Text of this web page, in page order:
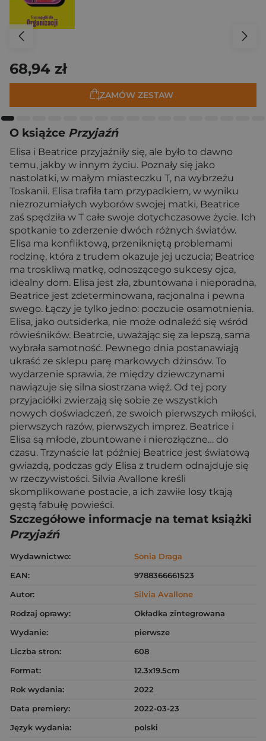
68,94 zł
ZAMÓW ZESTAW
O książce Przyjaźń
Elisa i Beatrice przyjaźniły się, ale było to dawno
temu, jakby w innym życiu. Poznały się jako
nastolatki, w małym miasteczku T, na wybrzeżu
Toskanii. Elisa trafiła tam przypadkiem, w wyniku
niezrozumiałych wyborów swojej matki, Beatrice
zaś spędziła w T całe swoje dotychczasowe życie. Ich
spotkanie to zderzenie dwóch różnych światów.
Elisa ma konfliktową, przenikniętą problemami
rodzinę, która z trudem okazuje jej uczucia; Beatrice
ma troskliwą matkę, odnoszącego sukcesy ojca,
idealny dom. Elisa jest zła, zbuntowana i nieporadna,
Beatrice jest zdeterminowana, racjonalna i pewna
swego. Łączy je tylko jedno: poczucie osamotnienia.
Elisa, jako outsiderka, nie może odnaleźć się wśród
rówieśników. Beatrcie, uważając się za lepszą, sama
wybrała samotność. Pewnego dnia postanawiają
ukraść ze sklepu parę markowych dżinsów. To
wydarzenie sprawia, że między dziewczynami
nawiązuje się silna siostrzana więź. Od tej pory
przyjaciółki zwierzają się sobie ze wszystkich
nowych doświadczeń, ze swoich pierwszych miłości,
pierwszych razów, pierwszych imprez. Beatrice i
Elisa są młode, zbuntowane i nierozłączne… do
czasu. Trzynaście lat później Beatrice jest światową
gwiazdą, podczas gdy Elisa z trudem odnajduje się
w rzeczywistości. Silvia Avallone kreśli
skomplikowane postacie, a ich zawiłe losy tkają
gęstą fabułę powieści.
Szczegółowe informacje na temat książki
Przyjaźń
Wydawnictwo:
Sonia Draga
EAN:
9788366661523
Autor:
Silvia Avallone
Rodzaj oprawy:
Okładka zintegrowana
Wydanie:
pierwsze
Liczba stron:
608
Format:
12.3x19.5cm
Rok wydania:
2022
Data premiery:
2022-03-23
Język wydania:
polski